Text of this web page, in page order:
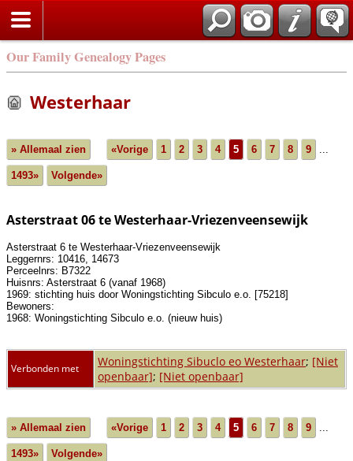
Our Family Genealogy Pages
Westerhaar
» Allemaal zien «Vorige 1 2 3 4 5 6 7 8 9 ...
1493» Volgende»
Asterstraat 06 te Westerhaar-Vriezenveensewijk
Asterstraat 6 te Westerhaar-Vriezenveensewijk
Leggernrs: 10416, 14673
Perceelnrs: B7322
Huisnrs: Asterstraat 6 (vanaf 1968)
1969: stichting huis door Woningstichting Sibculo e.o. [75218]
Bewoners:
1968: Woningstichting Sibculo e.o. (nieuw huis)
Verbonden met Woningstichting Sibuclo eo Westerhaar; [Niet
openbaar]; [Niet openbaar]
» Allemaal zien «Vorige 1 2 3 4 5 6 7 8 9 ...
1493» Volgende»